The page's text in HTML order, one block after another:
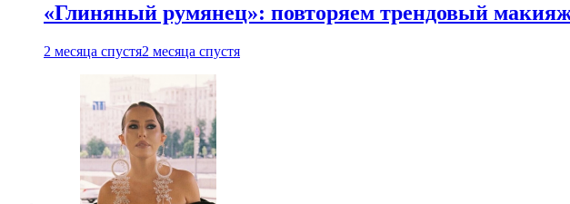
«Глиняный румянец»: повторяем трендовый
2 месяца спустя2 месяца спустя